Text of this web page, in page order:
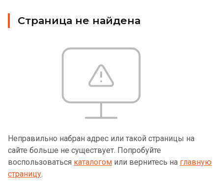
Страница не найдена
Неправильно набран адрес или такой страницы на
сайте больше не существует. Попробуйте
воспользоваться каталогом или вернитесь на главную
страницу.